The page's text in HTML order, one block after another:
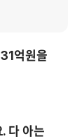
억원을
다 아는